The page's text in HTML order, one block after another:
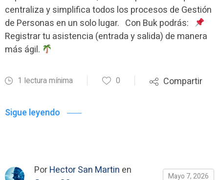
centraliza y simplifica todos los procesos de Gestión
de Personas en un solo lugar. Con Buk podrás:
Registrar tu asistencia (entrada y salida) de manera
más ágil.
1 lectura mínima 0 Compartir
Sigue leyendo
PorHector San Martin en
Mayo 7, 2026